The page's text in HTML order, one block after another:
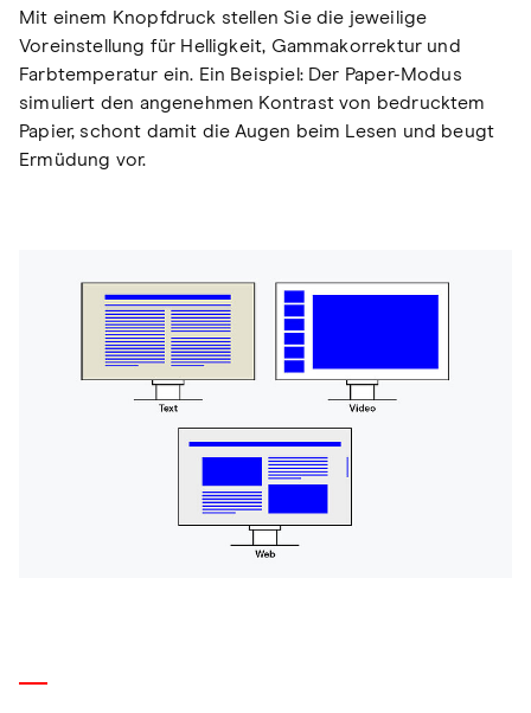
Mit einem Knopfdruck stellen Sie die jeweilige
Voreinstellung für Helligkeit, Gammakorrektur und
Farbtemperatur ein. Ein Beispiel: Der Paper-Modus
simuliert den angenehmen Kontrast von bedrucktem
Papier, schont damit die Augen beim Lesen und beugt
Ermüdung vor.